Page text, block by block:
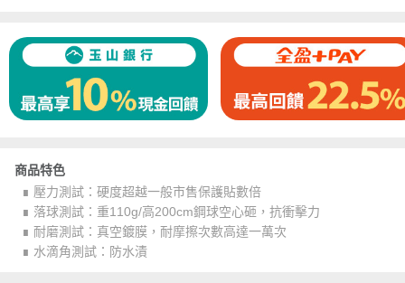
商品特色
∎ 壓力測試：硬度超越一般市售保護貼數倍
∎ 落球測試：重110g/高200cm鋼球空心砸，抗衝擊力
∎ 耐磨測試：真空鍍膜，耐摩擦次數高達一萬次
∎ 水滴角測試：防水漬